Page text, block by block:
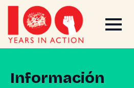
Información